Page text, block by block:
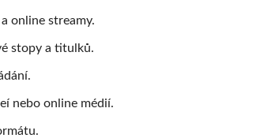
online streamy.
stopy a titulků.
nebo online médií.